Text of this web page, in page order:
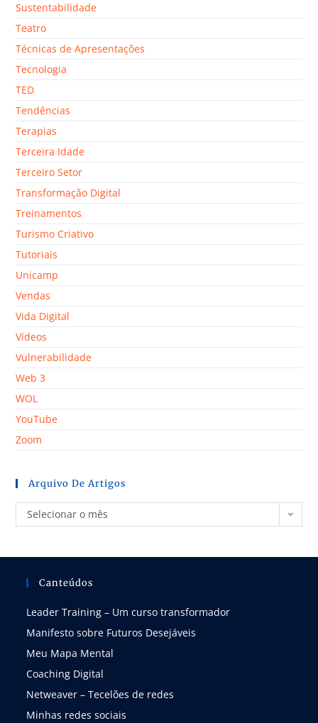
Sustentabilidade
Teatro
Técnicas de Apresentações
Tecnologia
TED
Tendências
Terapias
Terceira Idade
Terceiro Setor
Transformação Digital
Treinamentos
Turismo Criativo
Tutoriais
Unicamp
Vendas
Vida Digital
Vídeos
Vulnerabilidade
Web 3
WOL
YouTube
Zoom
Arquivo De Artigos
Selecionar o mês
Canteúdos
Leader Training – Um curso transformador
Manifesto sobre Futuros Desejáveis
Meu Mapa Mental
Coaching Digital
Netweaver – Tecelões de redes
Minhas redes sociais